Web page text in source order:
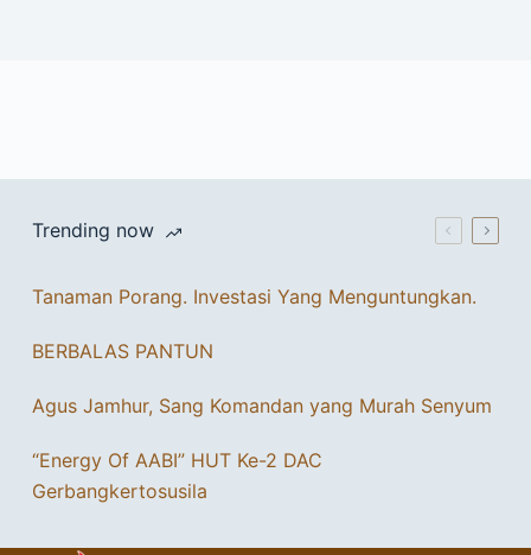
Trending now
Tanaman Porang. Investasi Yang Menguntungkan.
BERBALAS PANTUN
Agus Jamhur, Sang Komandan yang Murah Senyum
“Energy Of AABI” HUT Ke-2 DAC
Gerbangkertosusila